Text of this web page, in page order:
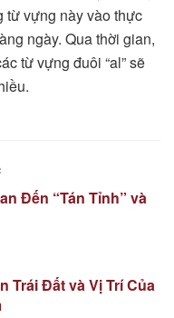
từ vựng này vào thực
ngày. Qua thời gian,
từ vựng đuôi “al” sẽ
Đến “Tán Tỉnh” và
Trái Đất và Vị Trí Của